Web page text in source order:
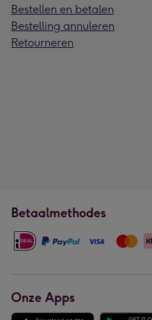
Bestellen en betalen
Bestelling annuleren
Retourneren
Betaalmethodes
Onze Apps